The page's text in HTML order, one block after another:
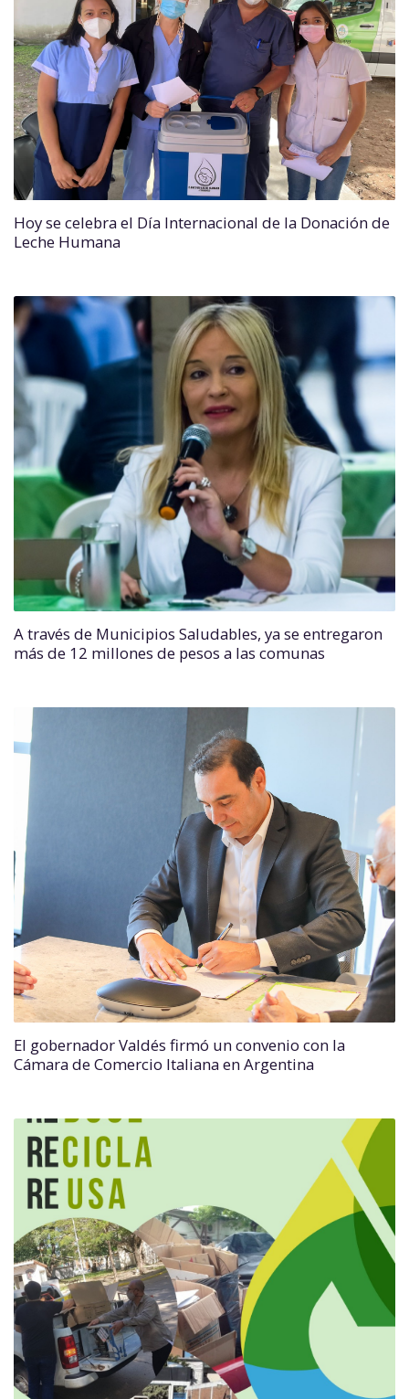
Hoy se celebra el Día Internacional de la Donación de
Leche Humana
A través de Municipios Saludables, ya se entregaron
más de 12 millones de pesos a las comunas
El gobernador Valdés firmó un convenio con la
Cámara de Comercio Italiana en Argentina